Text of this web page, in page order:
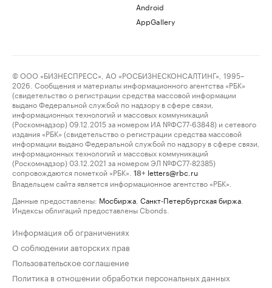
Android
AppGallery
© ООО «БИЗНЕСПРЕСС», АО «РОСБИЗНЕСКОНСАЛТИНГ», 1995–
2026. Сообщения и материалы информационного агентства «РБК»
(свидетельство о регистрации средства массовой информации
выдано Федеральной службой по надзору в сфере связи,
информационных технологий и массовых коммуникаций
(Роскомнадзор) 09.12.2015 за номером ИА №ФС77-63848) и сетевого
издания «РБК» (свидетельство о регистрации средства массовой
информации выдано Федеральной службой по надзору в сфере связи,
информационных технологий и массовых коммуникаций
(Роскомнадзор) 03.12.2021 за номером ЭЛ №ФС77-82385)
сопровождаются пометкой «РБК».
18+ letters@rbc.ru
Владельцем сайта является информационное агентство «РБК».
Данные предоставлены: Мосбиржа Санкт-Петербургская биржа
Индексы облигаций предоставлены Cbonds.
Информация об ограничениях
О соблюдении авторских прав
Пользовательское соглашение
Политика в отношении обработки персональных данных